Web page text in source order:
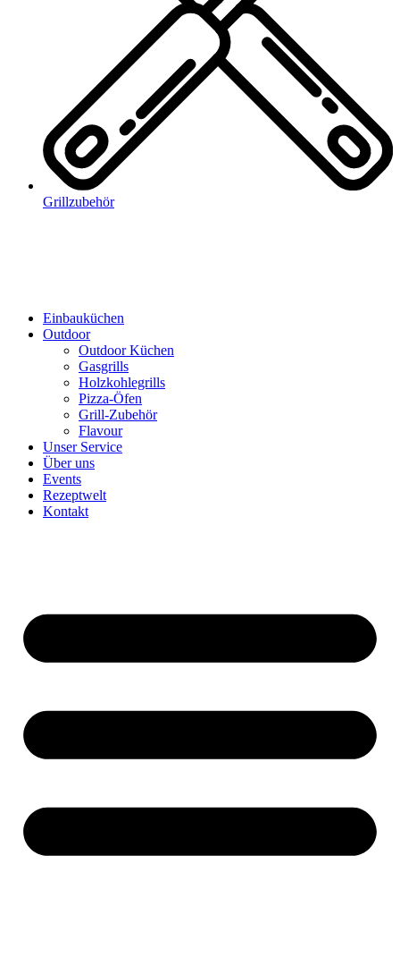
Grillzubehör
Einbauküchen
Outdoor
Outdoor Küchen
Gasgrills
Holzkohlegrills
Pizza-Öfen
Grill-Zubehör
Flavour
Unser Service
Über uns
Events
Rezeptwelt
Kontakt